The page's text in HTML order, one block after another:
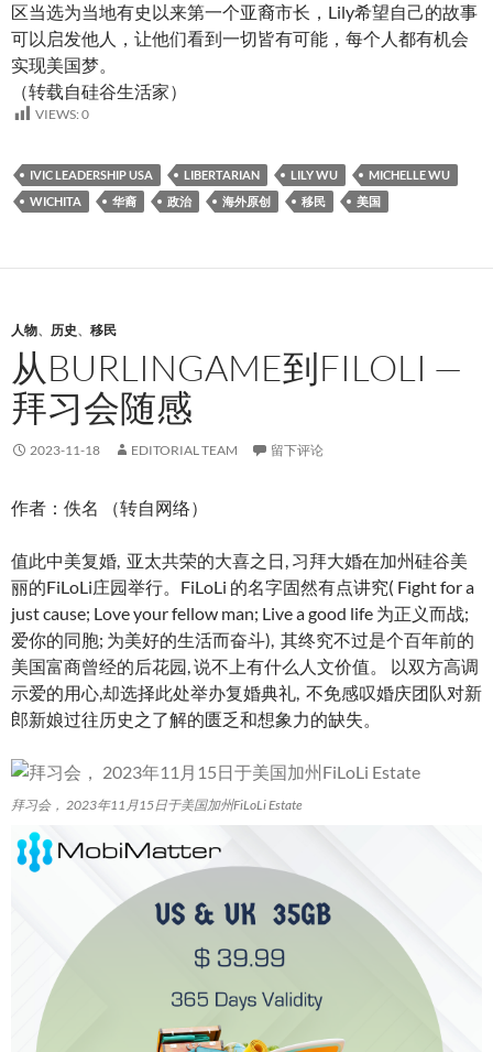
区当选为当地有史以来第一个亚裔市长，Lily希望自己的故事
可以启发他人，让他们看到一切皆有可能，每个人都有机会
实现美国梦。
（转载自硅谷生活家）
VIEWS: 0
IVIC LEADERSHIP USA LIBERTARIAN LILY WU
MICHELLE WU
WICHITA
华裔 政治 海外原创 移民 美国
人物、 历史、 移民
从BURLINGAME到FILOLI —
拜习会随感
2023-11-18 EDITORIAL TEAM 留下评论
作者：佚名 （转自网络）
值此中美复婚, 亚太共荣的大喜之日, 习拜大婚在加州硅谷美
丽的FiLoLi庄园举行。FiLoLi 的名字固然有点讲究( Fight for a
just cause; Love your fellow man; Live a good life 为正义而战;
爱你的同胞; 为美好的生活而奋斗), 其终究不过是个百年前的
美国富商曾经的后花园, 说不上有什么人文价值。 以双方高调
示爱的用心,却选择此处举办复婚典礼, 不免感叹婚庆团队对新
郎新娘过往历史之了解的匮乏和想象力的缺失。
拜习会， 2023年11月15日于美国加州FiLoLi Estate